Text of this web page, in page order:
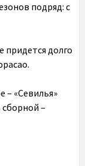
подряд: с
придется долго
– «Севилья»
сборной –